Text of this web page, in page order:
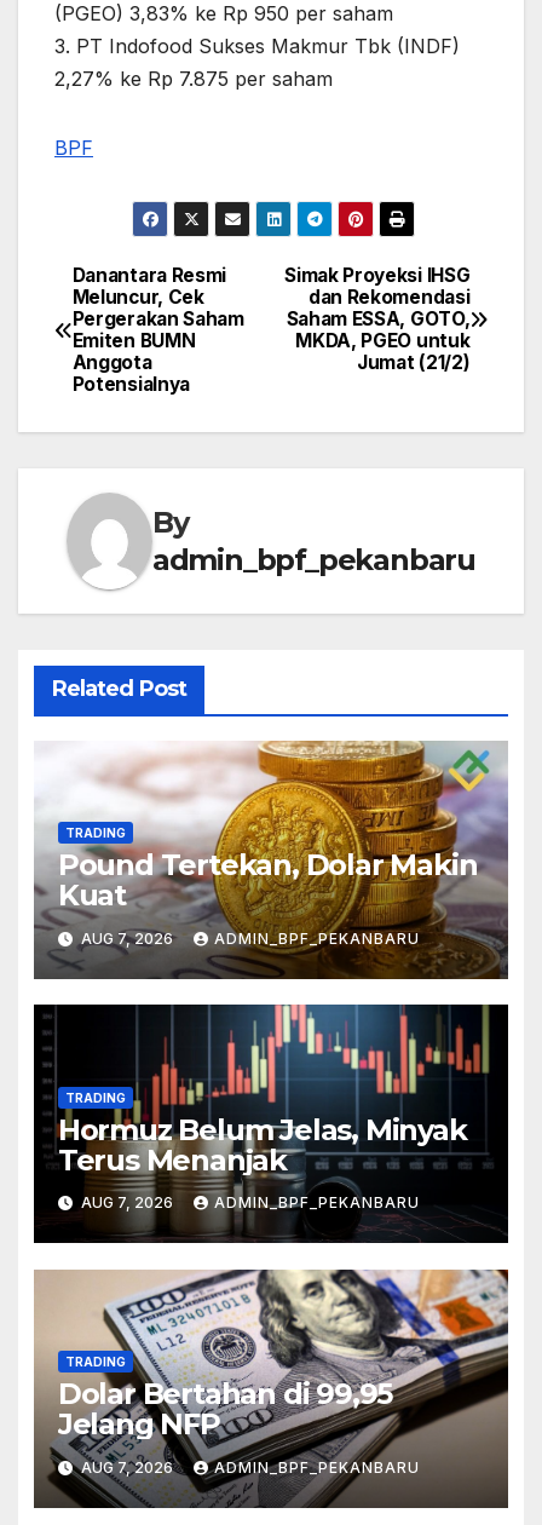
(PGEO) 3,83% ke Rp 950 per saham
3. PT Indofood Sukses Makmur Tbk (INDF)
2,27% ke Rp 7.875 per saham
BPF
Post
navigation
Simak Proyeksi IHSG
dan Rekomendasi
Saham ESSA, GOTO,
MKDA, PGEO untuk
Jumat (21/2)
Danantara Resmi
Meluncur, Cek
Pergerakan Saham
Emiten BUMN
Anggota
Potensialnya
By
admin_bpf_pekanbaru
Related Post
TRADING
Pound Tertekan, Dolar Makin
Kuat
AUG 7, 2026 ADMIN_BPF_PEKANBARU
TRADING
Hormuz Belum Jelas, Minyak
Terus Menanjak
AUG 7, 2026 ADMIN_BPF_PEKANBARU
TRADING
Dolar Bertahan di 99,95
Jelang NFP
AUG 7, 2026 ADMIN_BPF_PEKANBARU